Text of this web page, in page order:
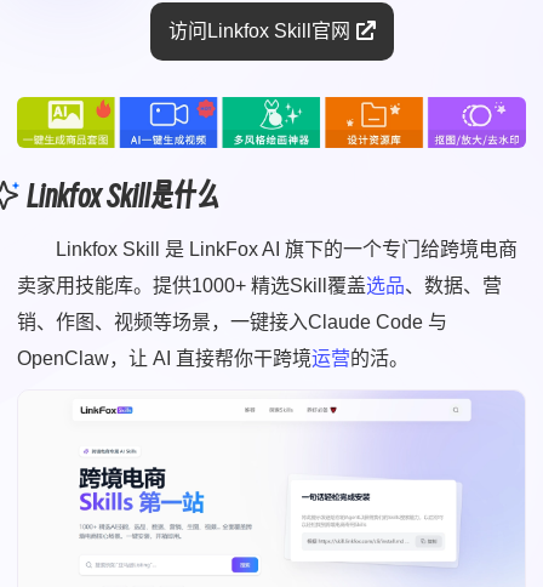
访问Linkfox Skill官网
Linkfox Skill是什么
Linkfox Skill 是 LinkFox AI 旗下的一个专门给跨境电商
卖家用技能库。提供1000+ 精选Skill覆盖选品、数据、营
销、作图、视频等场景，一键接入Claude Code 与
OpenClaw，让 AI 直接帮你干跨境运营的活。